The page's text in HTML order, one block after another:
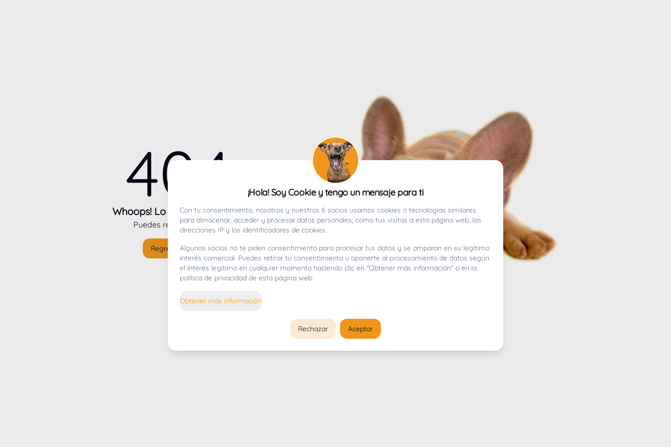
404
Whoops! Lo sentimos mucho.
Puedes regresar alinicio
Regresar al inicio
¡Hola! Soy Cookie y tengo un mensaje para ti
Con tu consentimiento, nosotros y nuestros 6 socios usamos cookies o tecnologías similares
para almacenar, acceder y procesar datos personales, como tus visitas a esta página web, las
direcciones IP y los identificadores de cookies.
Algunos socios no te piden consentimiento para procesar tus datos y se amparan en su legítimo
interés comercial. Puedes retirar tu consentimiento u oponerte al procesamiento de datos según
el interés legítimo en cualquier momento haciendo clic en "Obtener más información" o en la
política de privacidad de esta página web.
Obtener más información
Rechazar Aceptar